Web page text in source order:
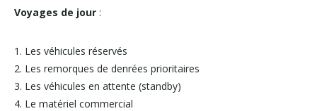
Voyages de jour :
1. Les véhicules réservés
2. Les remorques de denrées prioritaires
3. Les véhicules en attente (standby)
4. Le matériel commercial